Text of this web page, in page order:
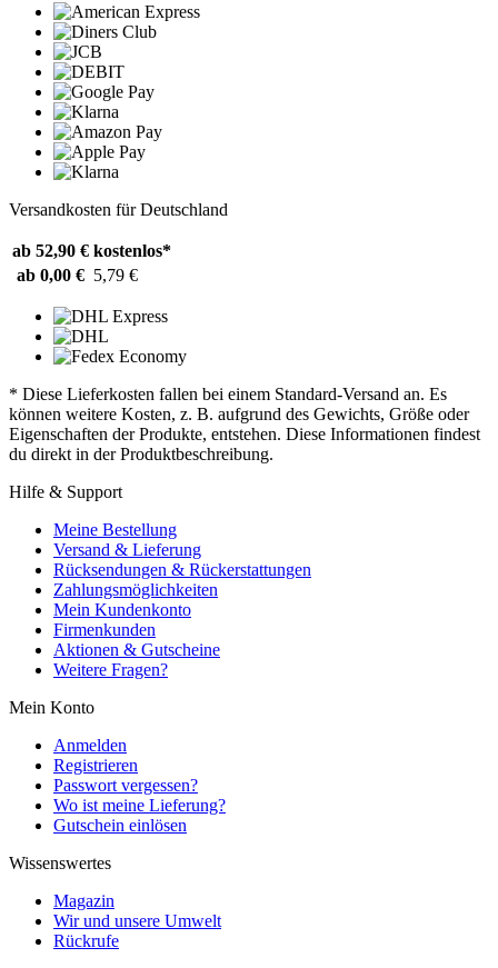
Versandkosten für Deutschland
ab 52,90 € kostenlos*
ab 0,00 € 5,79 €
* Diese Lieferkosten fallen bei einem Standard-Versand an. Es
können weitere Kosten, z. B. aufgrund des Gewichts, Größe oder
Eigenschaften der Produkte, entstehen. Diese Informationen findest
du direkt in der Produktbeschreibung.
Hilfe & Support
Meine Bestellung
Versand & Lieferung
Rücksendungen & Rückerstattungen
Zahlungsmöglichkeiten
Mein Kundenkonto
Firmenkunden
Aktionen & Gutscheine
Weitere Fragen?
Mein Konto
Anmelden
Registrieren
Passwort vergessen?
Wo ist meine Lieferung?
Gutschein einlösen
Wissenswertes
Magazin
Wir und unsere Umwelt
Rückrufe